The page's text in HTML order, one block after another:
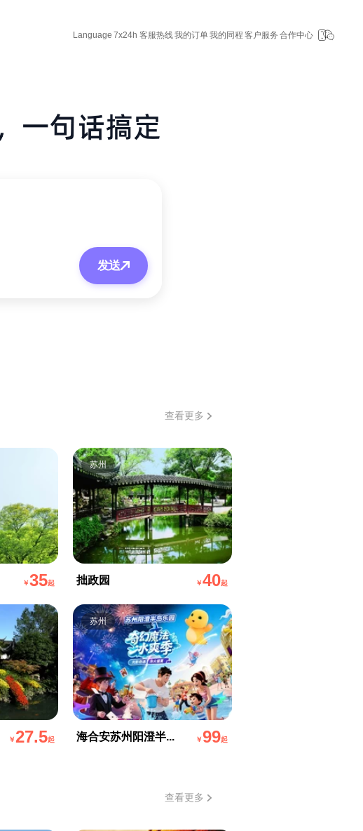
Language 7x24h 客服热线我的订单我的同程 客户服务 合作中心
发送
查看更多
￥35起
苏州
拙政园 ￥40起
￥27.5起
苏州
海合安苏州阳澄半... ￥ 99起
查看更多